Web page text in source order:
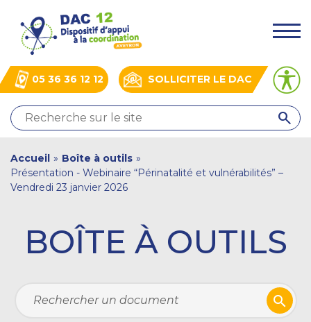
contenu
principal
SOLLICITER LE DAC
05 36 36 12 12
.
QUI
?
NOS
ACTIONS
BOÎTE
À
OUTILS
You
are
Accueil » Boîte à outils »
Présentation - Webinaire “Périnatalité et vulnérabilités” –
Vendredi 23 janvier 2026
BOÎTE À OUTILS